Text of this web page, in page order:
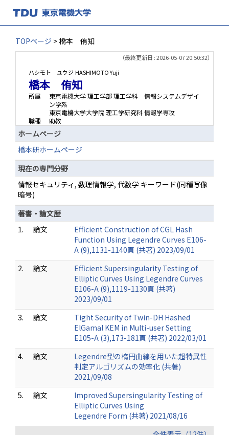
TOPページ > 橋本 侑知
（最終更新日 : 2026-05-07 20:50:32）
ハシモト ユウジHASHIMOTO Yuji
橋本 侑知
所属
東京電機大学 理工学部 理工学科 情報システムデザイ
ン学系
東京電機大学大学院 理工学研究科 情報学専攻
職種
助教
ホームページ
橋本研ホームページ
現在の専門分野
情報セキュリティ, 数理情報学, 代数学 キーワード(同種写像
暗号)
著書・論文歴
1.
論文
Efficient Construction of CGL Hash
Function Using Legendre Curves E106-
A (9),1131-1140頁 (共著) 2023/09/01
2.
論文
Efficient Supersingularity Testing of
Elliptic Curves Using Legendre Curves
E106-A (9),1119-1130頁 (共著)
2023/09/01
3.
論文
Tight Security of Twin-DH Hashed
ElGamal KEM in Multi-user Setting
E105-A (3),173-181頁 (共著) 2022/03/01
4.
論文
Legendre型の楕円曲線を用いた超特異性
判定アルゴリズムの効率化 (共著)
2021/09/08
5.
論文
Improved Supersingularity Testing of
Elliptic Curves Using
Legendre Form (共著) 2021/08/16